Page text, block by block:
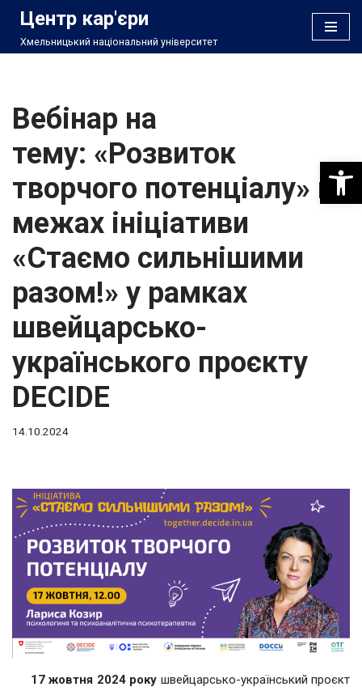
Перейти
Центр кар'єри
Хмельницький національний університет
Вебінар на
тему: «Розвиток
творчого потенціалу» в
межах ініціативи
«Стаємо сильнішими
разом!» у рамках
швейцарсько-
українського проєкту
DECIDE
14.10.2024
17 жовтня 2024 року швейцарсько-український проєкт